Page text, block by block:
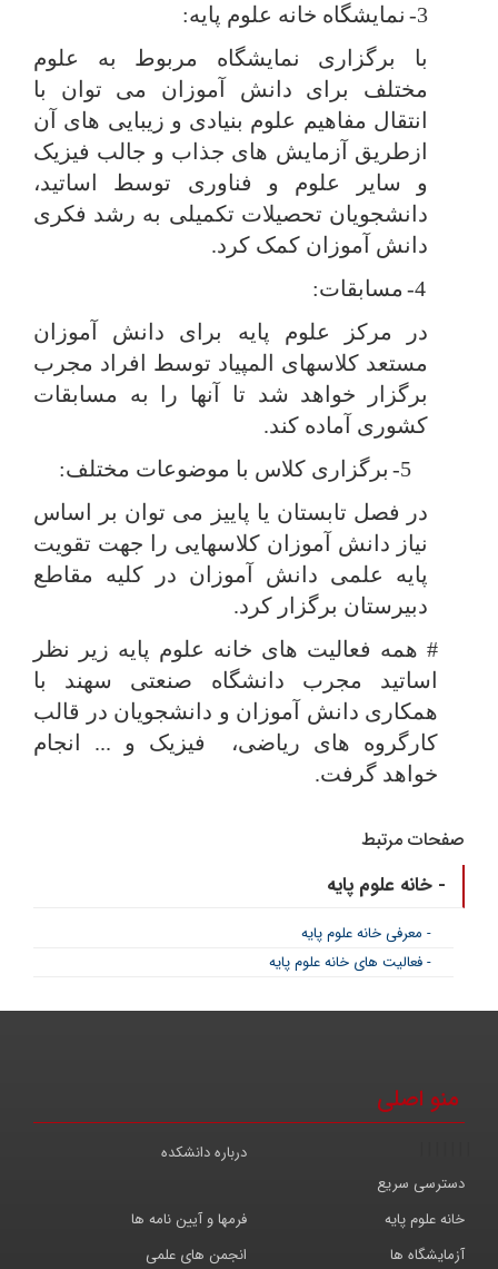
3- نمایشگاه خانه علوم پایه:
با برگزاری نمایشگاه مربوط به علوم
مختلف برای دانش آموزان می توان با
انتقال مفاهیم علوم بنیادی و زیبایی های آن
ازطریق آزمایش های جذاب و جالب فیزیک
و سایر علوم و فناوری توسط اساتید،
دانشجویان تحصیلات تکمیلی به رشد فکری
دانش آموزان کمک کرد.
مسابقات:
در مرکز علوم پایه برای دانش آموزان
مستعد کلاسهای المپیاد توسط افراد مجرب
برگزار خواهد شد تا آنها را به مسابقات
کشوری آماده کند.
5- برگزاری کلاس با موضوعات مختلف:
در فصل تابستان یا پاییز می توان بر اساس
نیاز دانش آموزان کلاسهایی را جهت تقویت
پایه علمی دانش آموزان در کلیه مقاطع
دبیرستان برگزار کرد.
# همه فعالیت های خانه علوم پایه زیر نظر
اساتید مجرب دانشگاه صنعتی سهند با
همکاری دانش آموزان و دانشجویان در قالب
کارگروه های ریاضی،
فیزیک و ... انجام
خواهد گرفت.
صفحات مرتبط
- خانه علوم پایه
- معرفی خانه علوم پایه
- فعالیت های خانه علوم پایه
منو اصلی
درباره دانشکده
آزمایشگاه ها انجمن های علمی
خانه علوم پایه فرمها و آیین نامه ها
دسترسی سریع